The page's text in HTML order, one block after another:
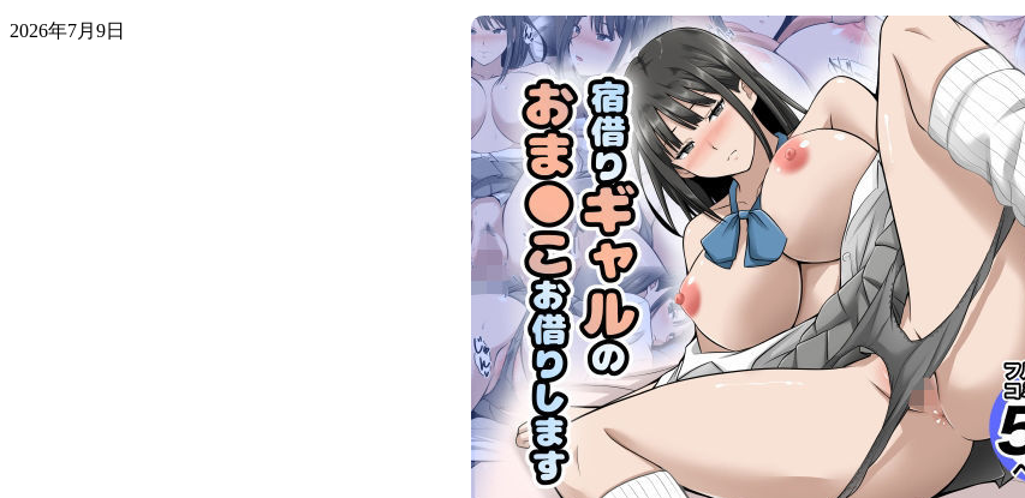
2026年7月9日